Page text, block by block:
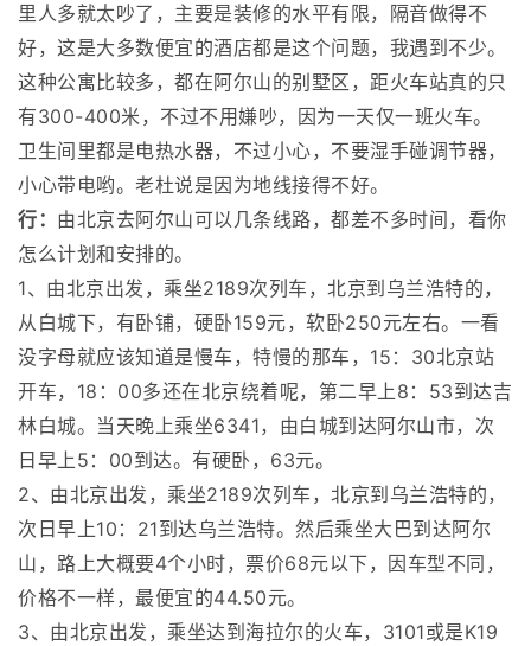
里人多就太吵了，主要是装修的水平有限，隔音做得不
好，这是大多数便宜的酒店都是这个问题，我遇到不少。
这种公寓比较多，都在阿尔山的别墅区，距火车站真的只
有300-400米，不过不用嫌吵，因为一天仅一班火车。
卫生间里都是电热水器，不过小心，不要湿手碰调节器，
小心带电哟。老杜说是因为地线接得不好。
行： 由北京去阿尔山可以几条线路，都差不多时间，看你
怎么计划和安排的。
1、由北京出发，乘坐2189次列车，北京到乌兰浩特的，
从白城下，有卧铺，硬卧159元，软卧250元左右。一看
没字母就应该知道是慢车，特慢的那车，15：30北京站
开车，18：00多还在北京绕着呢，第二早上8：53到达吉
林白城。当天晚上乘坐6341，由白城到达阿尔山市，次
日早上5：00到达。有硬卧，63元。
2、由北京出发，乘坐2189次列车，北京到乌兰浩特的，
次日早上10：21到达乌兰浩特。然后乘坐大巴到达阿尔
山，路上大概要4个小时，票价68元以下，因车型不同，
价格不一样，最便宜的44.50元。
3、由北京出发，乘坐达到海拉尔的火车，3101或是K19